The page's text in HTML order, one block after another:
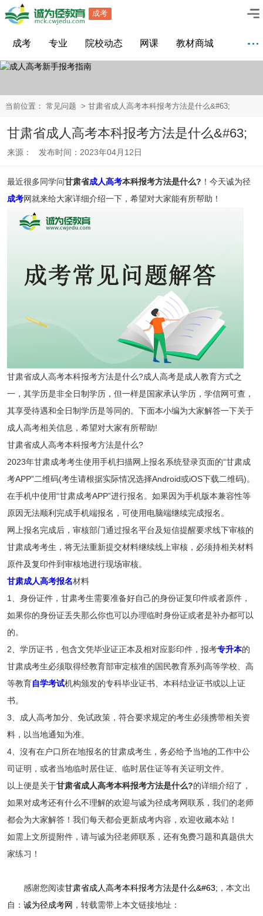
成考
成考 专业 院校动态 网课 教材商城
当前位置： 常见问题 > 甘肃省成人高考本科报考方法是什么&#63;
甘肃省成人高考本科报考方法是什么&#63;
来源： 发布时间：2023年04月12日
最近很多同学问甘肃省成人高考本科报考方法是什么? ！今天诚为径
成考网就来给大家详细介绍一下，希望对大家能有所帮助！
甘肃省成人高考本科报考方法是什么?成人高考是成人教育方式之
一，其学历是非全日制学历，但一样是国家承认学历，学信网可查，
其享受待遇和全日制学历是等同的。下面本小编为大家解答一下关于
成人高考相关信息，希望对大家有所帮助!
甘肃省成人高考本科报考方法是什么?
2023年甘肃成考考生使用手机扫描网上报名系统登录页面的“甘肃成
考APP”二维码(考生请根据实际情况选择Android或iOS下载二维码)。
在手机中使用“甘肃成考APP”进行报名。如果因为手机版本兼容性等
原因无法顺利完成手机端报名，可使用电脑端继续完成报名。
网上报名完成后，审核部门通过报名平台及短信提醒要求线下审核的
甘肃成考考生，将无法重新提交材料继续线上审核，必须持相关材料
原件及复印件到审核地进行现场审核。
甘肃成人高考报名材料
1、身份证件，甘肃考生需要准备好自己的身份证复印件或者原件，
如果你的身份证丢失那么你也可以办理临时身份证或者是补办都可以
的。
2、学历证书，包含文凭毕业证正本及相对应影印件，报考专升本的
甘肃成考生必须取得经教育部审定核准的国民教育系列高等学校、高
等教育自学考试机构颁发的专科毕业证书、本科结业证书或以上证
书。
3、成人高考加分、免试政策，符合要求规定的考生必须携带相关资
料，以当地通知为准。
4、沒有在户口所在地报名的甘肃成考生，务必给予当地的工作中公
司证明，或者当地临时居住证、临时居住证等有关证明文件。
以上便是关于甘肃省成人高考本科报考方法是什么?的详细介绍了，
如果对成考还有什么不理解的欢迎与诚为径成考网联系，我们的老师
都会为大家解答！我们每天都会更新成考内容，欢迎收藏本站！
如需上文所提附件，请与诚为径老师联系，还有免费习题和真题供大
家练习！
感谢您阅读甘肃省成人高考本科报考方法是什么&#63; ，本文出
自： 诚为径成考网 ，转载需带上本文链接地址：